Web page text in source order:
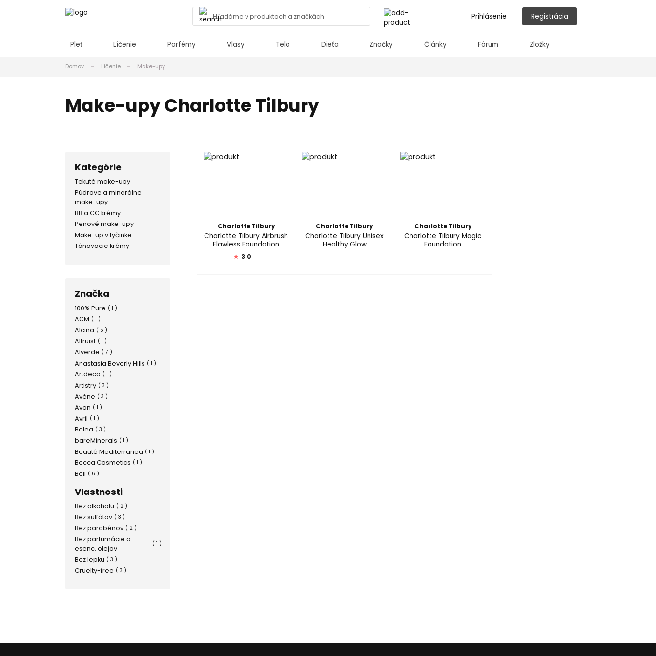
Prihlásenie Registrácia
Pleť Líčenie Parfémy Vlasy Telo Dieťa Značky Články Fórum Zložky
Domov Líčenie Make-upy
Make-upy Charlotte Tilbury
Kategórie
Tekuté make-upy
Púdrove a minerálne
make-upy
BB a CC krémy
Penové make-upy
Make-up v tyčinke
Tónovacie krémy
Značka
100% Pure ( 1 )
ACM ( 1 )
Alcina ( 5 )
Altruist ( 1 )
Alverde ( 7 )
Anastasia Beverly Hills ( 1 )
Artdeco ( 1 )
Artistry ( 3 )
Avène ( 3 )
Avon ( 1 )
Avril ( 1 )
Balea ( 3 )
bareMinerals ( 1 )
Beauté Mediterranea ( 1 )
Becca Cosmetics ( 1 )
Bell ( 6 )
Benecos ( 2 )
Benefit ( 3 )
Bioderma ( 4 )
BioNike ( 1 )
Biotherm ( 1 )
Blumei ( 1 )
Bobbi Brown ( 5 )
Bourjois ( 4 )
Vlastnosti
Bez alkoholu ( 2 )
Bez sulfátov ( 3 )
Bez parabénov ( 2 )
Bez parfumácie a
esenc. olejov
( 1 )
Bez lepku ( 3 )
Cruelty-free ( 3 )
Charlotte Tilbury
Charlotte Tilbury Airbrush
Flawless Foundation
★ 3.0
Charlotte Tilbury
Charlotte Tilbury Unisex
Healthy Glow
Charlotte Tilbury
Charlotte Tilbury Magic
Foundation